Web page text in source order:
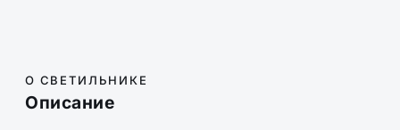
О СВЕТИЛЬНИКЕ
Описание